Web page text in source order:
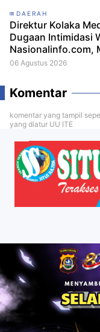
DAERAH
Direktur Kolaka
Dugaan Intimidasi
Nasionalinfo.com,
Berjalan
06 Agustus 2026
Komentar
komentar yang tampil
yang diatur UU ITE